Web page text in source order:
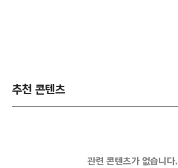
추천 콘텐츠
관련 콘텐츠가 없습니다.